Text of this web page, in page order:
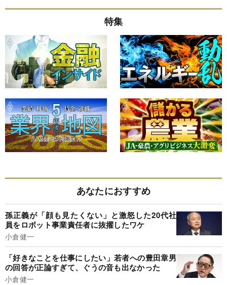
特集
あなたにおすすめ
孫正義が「顔も見たくない」と激怒した20代社
員をロボット事業責任者に抜擢したワケ
小倉健一
「好きなことを仕事にしたい」若者への豊田章男
の回答が正論すぎて、ぐうの音も出なかった
小倉健一